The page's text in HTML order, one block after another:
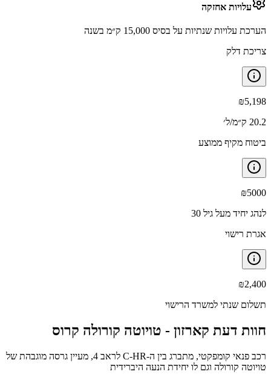
עלויות אחזקה
הערכת עלויות שנתיות על בסיס 15,000 ק״מ בשנה
צריכת דלק
₪5,198
20.2 ק״מ/ל׳
ביטוח מקיף ממוצע
₪5000
לנהג יחיד מעל גיל 30
אגרת רישוי
₪2,400
תשלום שנתי למשרד הרישוי
חוות דעת קארזון - טויוטה קורולה קרוס
רכב פנאי קומפקטי, מתברג בין ה-C-HR לראב 4, מעיין גרסה מוגבהת של
טויוטה קורולה וגם לו יחידת הנעה היברידית